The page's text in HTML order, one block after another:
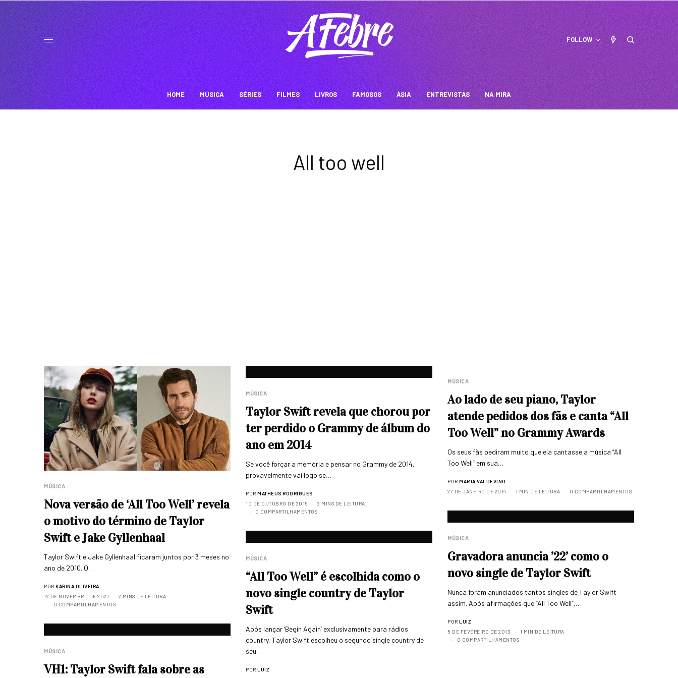
FOLLOW
HOME MÚSICA SÉRIES FILMES LIVROS FAMOSOS ÁSIA ENTREVISTAS NA MIRA
All too well
MÚSICA
Nova versão de ‘All Too Well’ revela
o motivo do término de Taylor
Swift e Jake Gyllenhaal
Taylor Swift e Jake Gyllenhaal ficaram juntos por 3 meses no
ano de 2010. O…
POR KARINA OLIVEIRA
12 DE NOVEMBRO DE 2021
2 MINS DE LEITURA
0 COMPARTILHAMENTOS
MÚSICA
Taylor Swift revela que chorou por
ter perdido o Grammy de álbum do
ano em 2014
Se você forçar a memória e pensar no Grammy de 2014,
provavelmente vai logo se…
POR MATHEUS RODRIGUES
10 DE OUTUBRO DE 2015
2 MINS DE LEITURA
0 COMPARTILHAMENTOS
MÚSICA
Ao lado de seu piano, Taylor
atende pedidos dos fãs e canta “All
Too Well” no Grammy Awards
Os seus fãs pediram muito que ela cantasse a música “All
Too Well” em sua…
POR MARTA VALDEVINO
27 DE JANEIRO DE 2014
1 MIN DE LEITURA 0 COMPARTILHAMENTOS
MÚSICA
Gravadora anuncia ’22’ como o
novo single de Taylor Swift
Nunca foram anunciados tantos singles de Taylor Swift
assim. Após afirmações que “All Too Well“…
POR LUIZ
5 DE FEVEREIRO DE 2013
1 MIN DE LEITURA
0 COMPARTILHAMENTOS
MÚSICA
“All Too Well” é escolhida como o
novo single country de Taylor
Swift
Após lançar ‘Begin Again’ exclusivamente para rádios
country, Taylor Swift escolheu o segundo single country de
seu…
POR LUIZ
MÚSICA
VH1: Taylor Swift fala sobre as